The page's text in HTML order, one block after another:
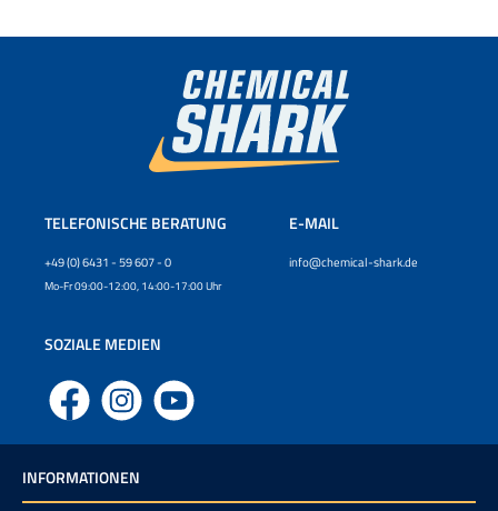
TELEFONISCHE BERATUNG
+49 (0) 6431 - 59 607 - 0
Mo-Fr 09:00-12:00, 14:00-17:00 Uhr
E-MAIL
info@chemical-shark.de
SOZIALE MEDIEN
Facebook Instagram YouTube
INFORMATIONEN